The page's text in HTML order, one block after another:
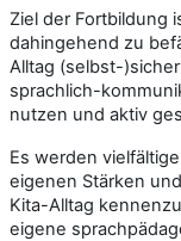
Ziel der Fortbildung
dahingehend zu
Alltag (selbst-
sprachlich-
nutzen und aktiv
Es werden
eigenen Stärken
Kita-Alltag
eigene